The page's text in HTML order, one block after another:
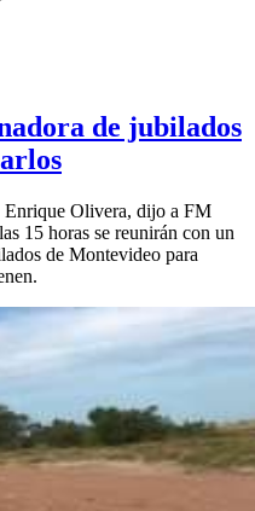
de jubilados
Enrique Olivera, dijo a FM
15 horas se reunirán con un
de Montevideo para